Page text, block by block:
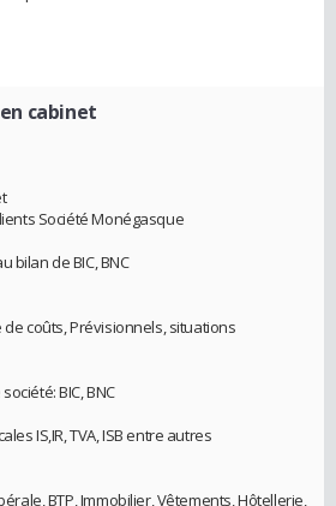
cabinet
Société Monégasque
bilan de BIC, BNC
coûts, Prévisionnels, situations
BIC, BNC
IS,IR, TVA, ISB entre autres
BTP, Immobilier, Vêtements, Hôtellerie,